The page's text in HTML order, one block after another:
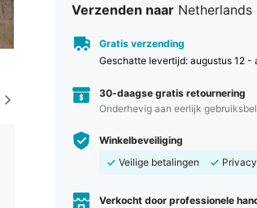
Verzenden naar Netherlands
Gratis verzending
Geschatte levertijd: augustus 12 -
30-daagse gratis retournering
Onderhevig aan eerlijk
Winkelbeveiliging
Veilige betalingen
Verkocht door professionele